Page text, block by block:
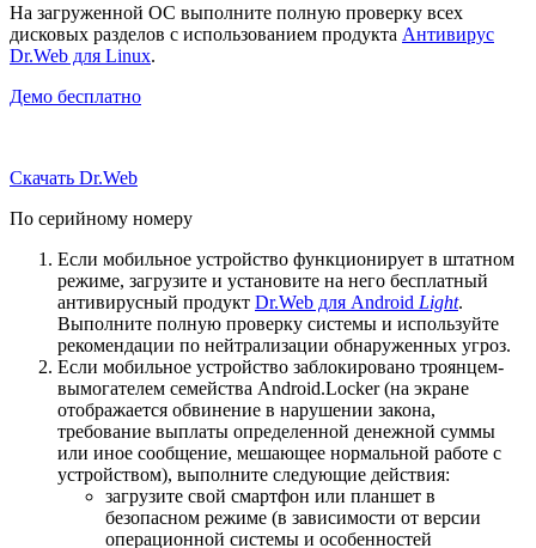
На загруженной ОС выполните полную проверку всех
дисковых разделов с использованием продукта Антивирус
Dr.Web для Linux.
Демо бесплатно
Скачать Dr.Web
По серийному номеру
Если мобильное устройство функционирует в штатном
режиме, загрузите и установите на него бесплатный
антивирусный продукт Dr.Web для Android Light.
Выполните полную проверку системы и используйте
рекомендации по нейтрализации обнаруженных угроз.
Если мобильное устройство заблокировано троянцем-
вымогателем семейства Android.Locker (на экране
отображается обвинение в нарушении закона,
требование выплаты определенной денежной суммы
или иное сообщение, мешающее нормальной работе с
устройством), выполните следующие действия:
загрузите свой смартфон или планшет в
безопасном режиме (в зависимости от версии
операционной системы и особенностей